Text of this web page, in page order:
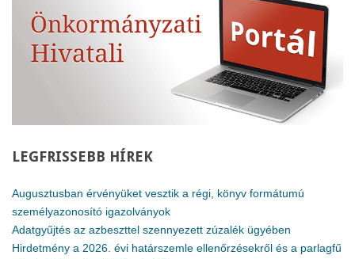
LEGFRISSEBB HÍREK
Augusztusban érvényüket vesztik a régi, könyv formátumú
személyazonosító igazolványok
Adatgyűjtés az azbeszttel szennyezett zúzalék ügyében
Hirdetmény a 2026. évi határszemle ellenőrzésekről és a parlagfű